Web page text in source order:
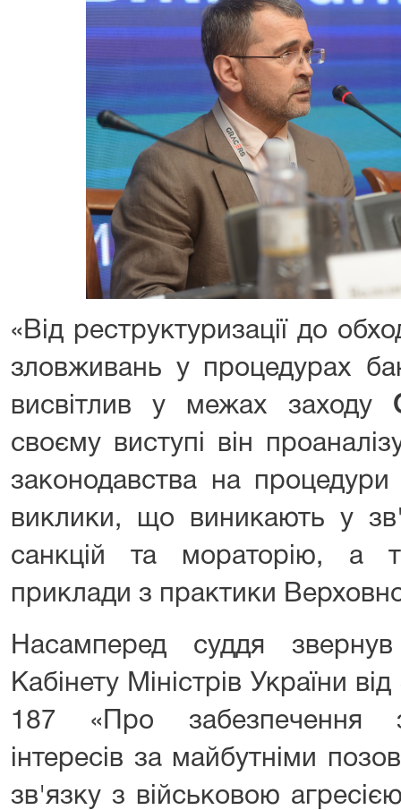
«Від реструктуризації до
зловживань у процедурах
висвітлив у межах заходу
своєму виступі він
законодавства на процедури
виклики, що виникають у
санкцій та мораторію, а
приклади з практики
Насамперед суддя
Кабінету Міністрів України
187 «Про забезпечення
інтересів за майбутніми
зв'язку з військовою